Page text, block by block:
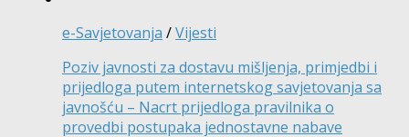
e-Savjetovanja /Vijesti
Poziv javnosti za dostavu mišljenja, primjedbi i
prijedloga putem internetskog savjetovanja sa
javnošću – Nacrt prijedloga pravilnika o
provedbi postupaka jednostavne nabave